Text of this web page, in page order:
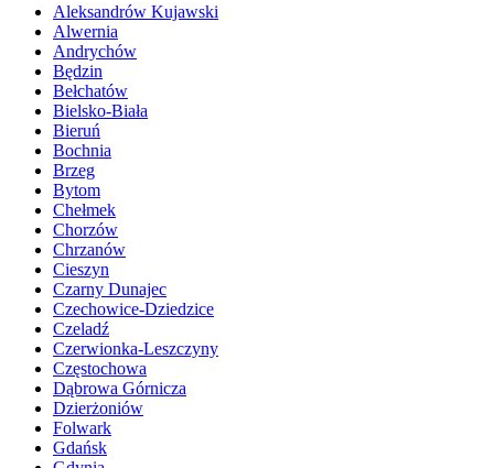
Aleksandrów Kujawski
Alwernia
Andrychów
Będzin
Bełchatów
Bielsko-Biała
Bieruń
Bochnia
Brzeg
Bytom
Chełmek
Chorzów
Chrzanów
Cieszyn
Czarny Dunajec
Czechowice-Dziedzice
Czeladź
Czerwionka-Leszczyny
Częstochowa
Dąbrowa Górnicza
Dzierżoniów
Folwark
Gdańsk